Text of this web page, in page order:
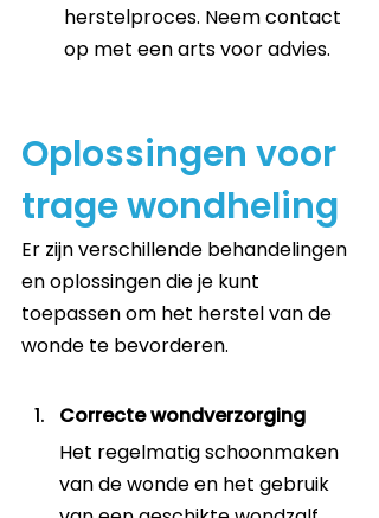
herstelproces. Neem contact
op met een arts voor advies.
Oplossingen voor
trage wondheling
Er zijn verschillende behandelingen
en oplossingen die je kunt
toepassen om het herstel van de
wonde te bevorderen.
Correcte wondverzorging
Het regelmatig schoonmaken
van de wonde en het gebruik